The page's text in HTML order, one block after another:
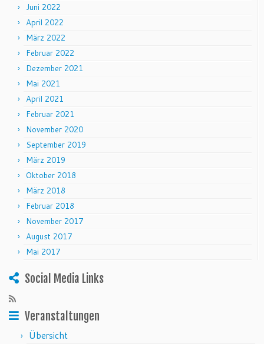
Juni 2022
April 2022
März 2022
Februar 2022
Dezember 2021
Mai 2021
April 2021
Februar 2021
November 2020
September 2019
März 2019
Oktober 2018
März 2018
Februar 2018
November 2017
August 2017
Mai 2017
Social Media Links
Veranstaltungen
Übersicht